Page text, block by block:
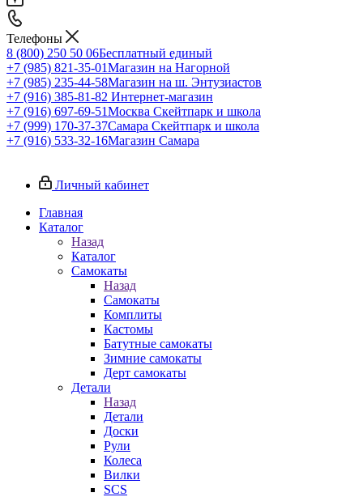
Телефоны
8 (800) 250 50 06Бесплатный единый
+7 (985) 821-35-01Магазин на Нагорной
+7 (985) 235-44-58Магазин на ш. Энтузиастов
+7 (916) 385-81-82 Интернет-магазин
+7 (916) 697-69-51Москва Скейтпарк и школа
+7 (999) 170-37-37Самара Скейтпарк и школа
+7 (916) 533-32-16Магазин Самара
Личный кабинет
Главная
Каталог
Назад
Каталог
Самокаты
Назад
Самокаты
Комплиты
Кастомы
Батутные самокаты
Зимние самокаты
Дерт самокаты
Детали
Назад
Детали
Доски
Рули
Колеса
Вилки
SCS